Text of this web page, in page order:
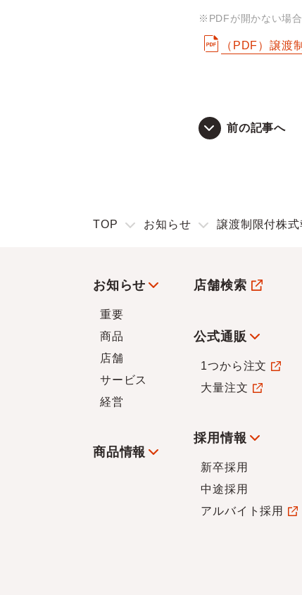
※PDFが開かない場
（PDF）譲渡
前の記事へ
TOP お知らせ 譲渡制限付株
お知らせ
重要
商品
店舗
サービス
経営
商品情報
店舗検索
公式通販
1つから注文
大量注文
採用情報
新卒採用
中途採用
アルバイト採用